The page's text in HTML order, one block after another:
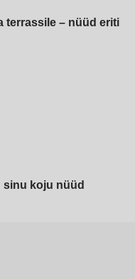
terrassile – nüüd eriti
koju nüüd